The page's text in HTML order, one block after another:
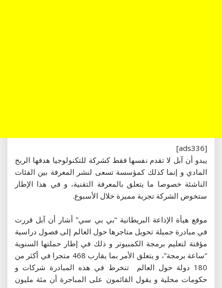
[ads336]
يبدو أن آبل لا تقدم نفسها فقط كشركة للتكنولوجيا هدفها الربح
المادي و إنما كذلك كمؤسسة تسعى لنشر المعرفة بين الفئات
الناشئة خصوصا ما يتعلق بالمعرفة التقنية، و في هذا الإطار
ستخوض الشركة تجربة مميزة خلال الأسبوع.
موقع هيأة الإذاعة البريطانية “بي بي سي” أشار أن آبل قررت
في مبادرة جميلة تحويل متاجرها حول العالم إلى فصول دراسية
مؤقتة لتعليم برمجة الكمبيوتر و ذلك في إطار حملتها السنوية
“ساعة برمجة”، و يتعلق الأمر بما يقارب 468 متجرا في أكثر من
180 دولة حول العالم تنخرط في هذه المبادرة شركات و
حكومات محلية و يقول القائمون على المباجرة أن مئة مليون